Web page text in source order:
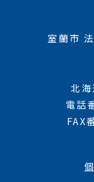
室蘭市
北
電話
FAX